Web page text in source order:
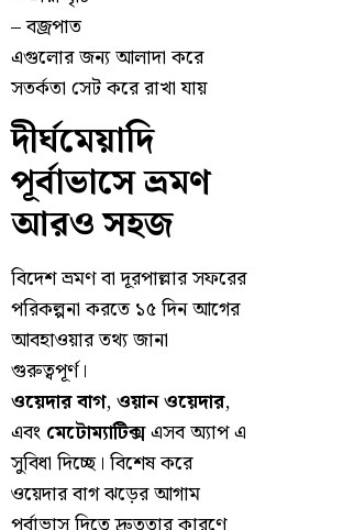
– বজ্রপাত
এগুলোর জন্য আলাদা করে
সতর্কতা সেট করে রাখা যায়
দীর্ঘমেয়াদি
পূর্বাভাসে ভ্রমণ
আরও সহজ
বিদেশ ভ্রমণ বা দূরপাল্লার সফরের
পরিকল্পনা করতে ১৫ দিন আগের
আবহাওয়ার তথ্য জানা
গুরুত্বপূর্ণ।
ওয়েদার বাগ,ওয়ান ওয়েদার,
এবং মেটোম্যাটিক্সএসব অ্যাপ এ
সুবিধা দিচ্ছে। বিশেষ করে
ওয়েদার বাগ ঝড়ের আগাম